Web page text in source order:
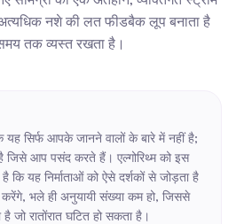
नशे की लत फीडबैक लूप बनाता है
तक व्यस्त रखता है।
सिर्फ आपके जानने वालों के बारे में नहीं है;
जिसे आप पसंद करते हैं। एल्गोरिथ्म को इस
कि यह निर्माताओं को ऐसे दर्शकों से जोड़ता है
करेंगे, भले ही अनुयायी संख्या कम हो, जिससे
जो रातोंरात घटित हो सकता है।